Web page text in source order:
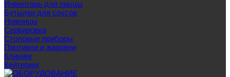
Инвентарь для пиццы
Бутылки для соусов
Ножницы
Сервировка
Столовые приборы
Противни и жаровни
Клининг
Кейтеринг